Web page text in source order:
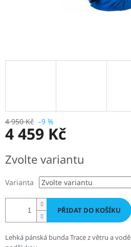
4 950 Kč –9 %
4 459 Kč
cena:
Zvolte variantu
Varianta
PŘIDAT DO KOŠÍKU
Lehká pánská bunda Trace z větru a